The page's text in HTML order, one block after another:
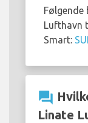
Lufthavn
Smart:
question_answer
Linate